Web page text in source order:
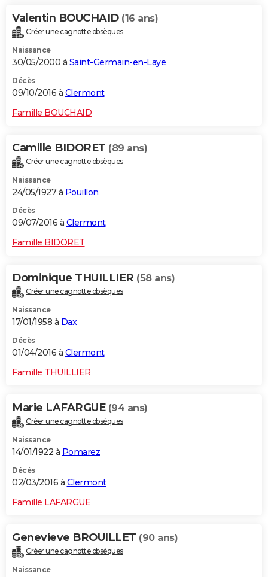
Valentin BOUCHAID (16 ans)
Créer une cagnotte obsèques
Naissance
30/05/2000 à Saint-Germain-en-Laye
Décès
09/10/2016 à Clermont
Famille BOUCHAID
Camille BIDORET (89 ans)
Créer une cagnotte obsèques
Naissance
24/05/1927 à Pouillon
Décès
09/07/2016 à Clermont
Famille BIDORET
Dominique THUILLIER (58 ans)
Créer une cagnotte obsèques
Naissance
17/01/1958 à Dax
Décès
01/04/2016 à Clermont
Famille THUILLIER
Marie LAFARGUE (94 ans)
Créer une cagnotte obsèques
Naissance
14/01/1922 à Pomarez
Décès
02/03/2016 à Clermont
Famille LAFARGUE
Genevieve BROUILLET (90 ans)
Créer une cagnotte obsèques
Naissance